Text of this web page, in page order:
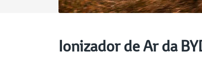
Ionizador de Ar da